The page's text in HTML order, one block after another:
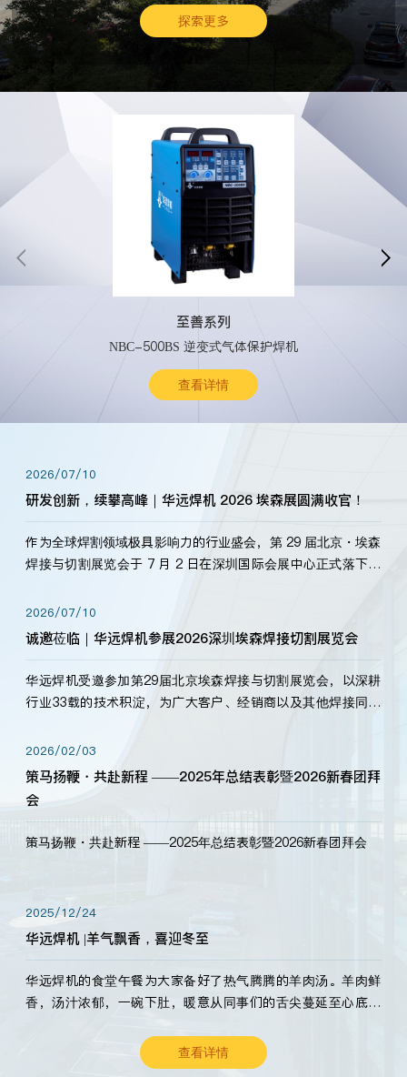
探索更多
至善系列
NBC-500BS 逆变式气体保护焊机
查看详情
 
2026/07/10
研发创新，续攀高峰｜华远焊机 2026 埃森展圆满收官！
作为全球焊割领域极具影响力的行业盛会，第 29 届北京・埃森
焊接与切割展览会于 7 月 2 日在深圳国际会展中心正式落下帷
标准，持之以恒研发新产品、新技术。新老客户、行业伙伴、
海内外客户为目睹公司发布的新产…
2026/07/10
诚邀莅临｜华远焊机参展2026深圳埃森焊接切割展览会
华远焊机受邀参加第29届北京埃森焊接与切割展览会，以深耕
行业33载的技术积淀，为广大客户、经销商以及其他焊接同仁
2026/02/03
策马扬鞭・共赴新程 ——2025年总结表彰暨2026新春团拜
会
策马扬鞭・共赴新程 ——2025年总结表彰暨2026新春团拜会
2025/12/24
华远焊机 |羊气飘香，喜迎冬至
华远焊机的食堂午餐为大家备好了热气腾腾的羊肉汤。羊肉鲜
香，汤汁浓郁，一碗下肚，暖意从同事们的舌尖蔓延至心底。
查看详情